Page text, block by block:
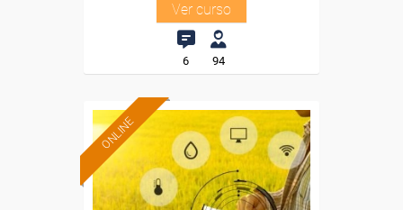
Ver curso
6 94
ONLINE
Formación 100%
subvencionada.